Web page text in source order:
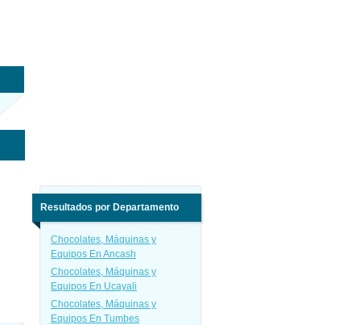
Resultados por Departamento
Chocolates, Máquinas y
Equipos En Ancash
Chocolates, Máquinas y
Equipos En Ucayali
Chocolates, Máquinas y
Equipos En Tumbes